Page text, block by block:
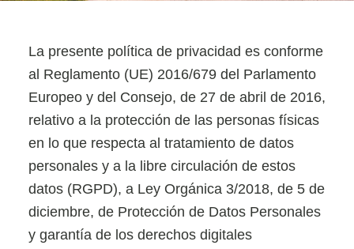
La presente política de privacidad es conforme
al Reglamento (UE) 2016/679 del Parlamento
Europeo y del Consejo, de 27 de abril de 2016,
relativo a la protección de las personas físicas
en lo que respecta al tratamiento de datos
personales y a la libre circulación de estos
datos (RGPD), a Ley Orgánica 3/2018, de 5 de
diciembre, de Protección de Datos Personales
y garantía de los derechos digitales